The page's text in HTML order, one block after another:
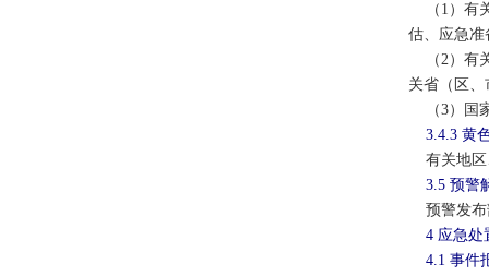
（1）有
估、应急准
（2）有
关省（区
（3）国
3.4.3 黄
有关地区
3.5 预警
预警发布
4 应急处
4.1 事件